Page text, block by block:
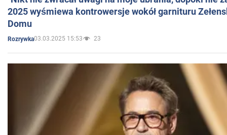
2025 wyśmiewa kontrowersje wokół garnituru
Domu
Rozrywka03.03.2025 15:53 23